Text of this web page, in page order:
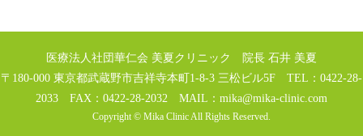
医療法人社団華仁会 美夏クリニック 院長 石井 美夏
〒180-000 東京都武蔵野市吉祥寺本町1-8-3 三松ビル5F TEL：0422-28-
2033 FAX：0422-28-2032 MAIL： mika@mika-clinic.com
Copyright © Mika Clinic All Rights Reserved.